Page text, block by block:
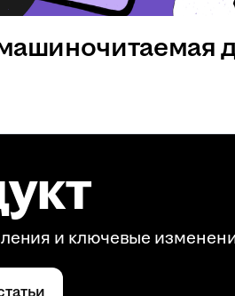
и ключевые